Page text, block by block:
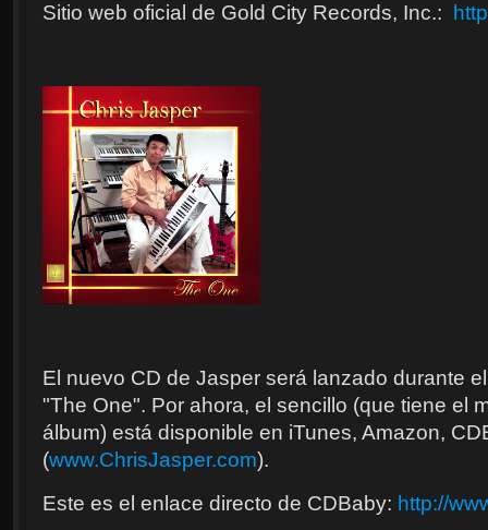
Sitio web oficial de Gold City Records, Inc.:
El nuevo CD de Jasper será lanzado durante
"The One". Por ahora, el sencillo (que tiene el
álbum) está disponible en iTunes, Amazon,
(www.ChrisJasper.com).
Este es el enlace directo de CDBaby: http://